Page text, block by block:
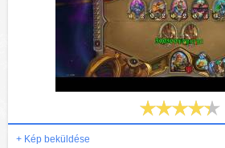
+ Kép beküldése